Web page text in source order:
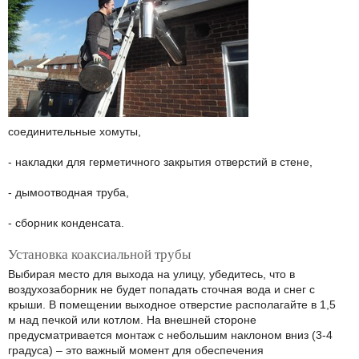
соединительные хомуты,
- накладки для герметичного закрытия отверстий в стене,
- дымоотводная труба,
- сборник конденсата.
Установка коаксиальной трубы
Выбирая место для выхода на улицу, убедитесь, что в
воздухозаборник не будет попадать сточная вода и снег с
крыши. В помещении выходное отверстие располагайте в 1,5
м над печкой или котлом. На внешней стороне
предусматривается монтаж с небольшим наклоном вниз (3-4
градуса) – это важный момент для обеспечения